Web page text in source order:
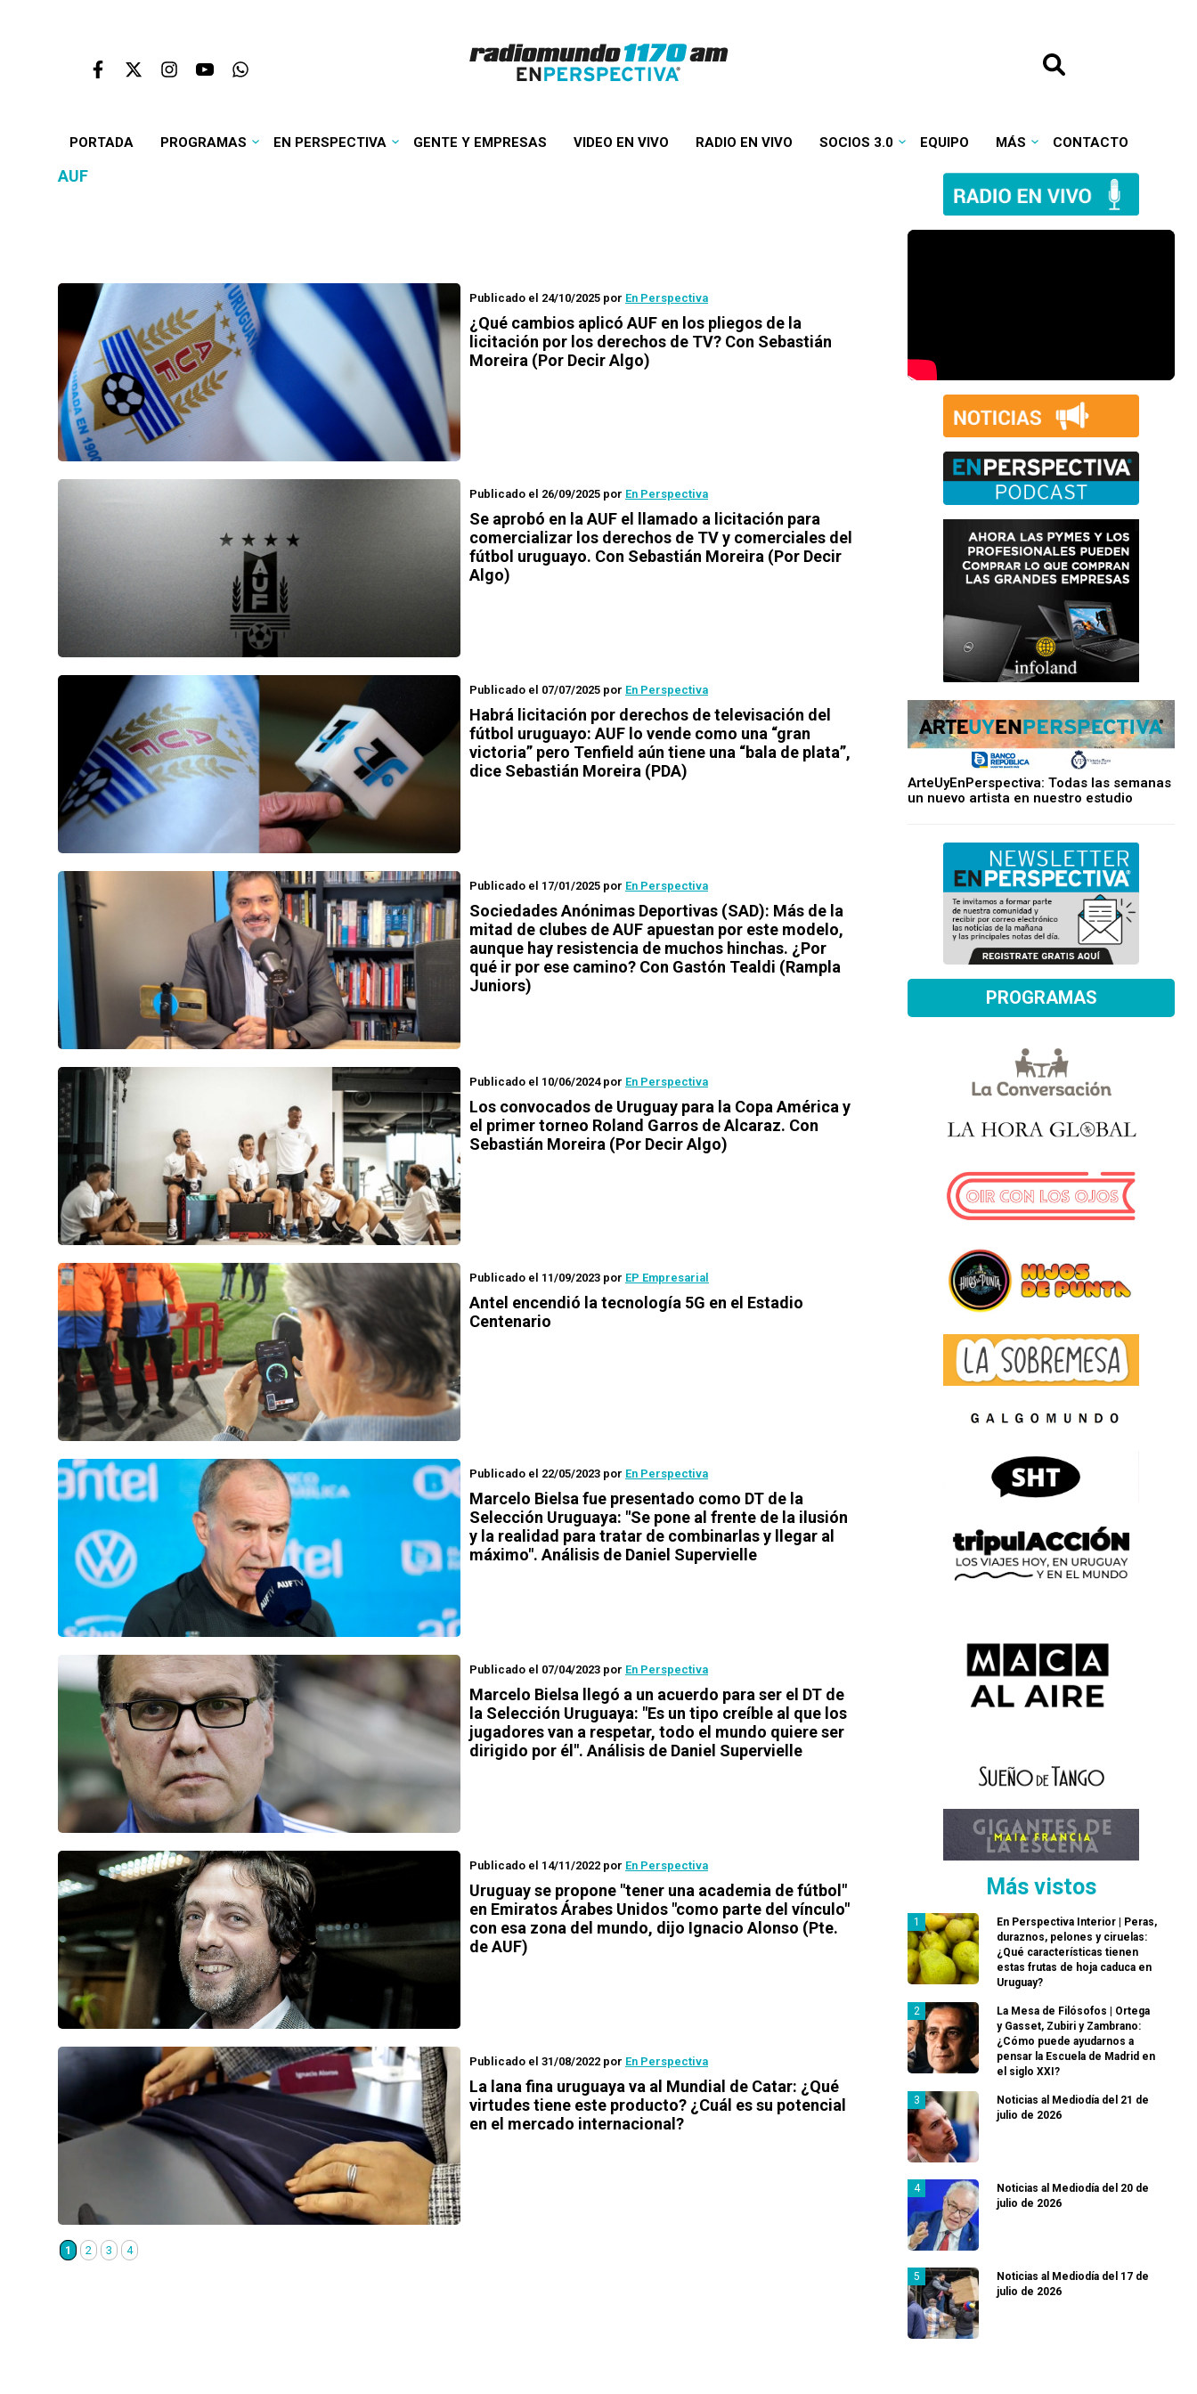
PORTADA PROGRAMAS EN PERSPECTIVA GENTE Y EMPRESAS VIDEO EN VIVO RADIO EN VIVO SOCIOS 3.0 EQUIPO MÁS CONTACTO
AUF
Publicado el 24/10/2025 por En Perspectiva
¿Qué cambios aplicó AUF en los pliegos de la
licitación por los derechos de TV? Con Sebastián
Moreira (Por Decir Algo)
Publicado el 26/09/2025 por En Perspectiva
Se aprobó en la AUF el llamado a licitación para
comercializar los derechos de TV y comerciales del
fútbol uruguayo. Con Sebastián Moreira (Por Decir
Algo)
Publicado el 07/07/2025 por En Perspectiva
Habrá licitación por derechos de televisación del
fútbol uruguayo: AUF lo vende como una “gran
victoria” pero Tenfield aún tiene una “bala de plata”,
dice Sebastián Moreira (PDA)
Publicado el 17/01/2025 por En Perspectiva
Sociedades Anónimas Deportivas (SAD): Más de la
mitad de clubes de AUF apuestan por este modelo,
aunque hay resistencia de muchos hinchas. ¿Por
qué ir por ese camino? Con Gastón Tealdi (Rampla
Juniors)
Publicado el 10/06/2024por En Perspectiva
Los convocados de Uruguay para la Copa América y
el primer torneo Roland Garros de Alcaraz. Con
Sebastián Moreira (Por Decir Algo)
Publicado el 11/09/2023 por EP Empresarial
Antel encendió la tecnología 5G en el Estadio
Centenario
Publicado el 22/05/2023 por En Perspectiva
Marcelo Bielsa fue presentado como DT de la
Selección Uruguaya: "Se pone al frente de la ilusión
y la realidad para tratar de combinarlas y llegar al
máximo". Análisis de Daniel Supervielle
Publicado el 07/04/2023 por En Perspectiva
Marcelo Bielsa llegó a un acuerdo para ser el DT de
la Selección Uruguaya: "Es un tipo creíble al que los
jugadores van a respetar, todo el mundo quiere ser
dirigido por él". Análisis de Daniel Supervielle
Publicado el 14/11/2022 por En Perspectiva
Uruguay se propone "tener una academia de fútbol"
en Emiratos Árabes Unidos "como parte del vínculo"
con esa zona del mundo, dijo Ignacio Alonso (Pte.
de AUF)
Publicado el 31/08/2022 por En Perspectiva
La lana fina uruguaya va al Mundial de Catar: ¿Qué
virtudes tiene este producto? ¿Cuál es su potencial
en el mercado internacional?
1 2 3 4
ArteUyEnPerspectiva: Todas las semanas
un nuevo artista en nuestro estudio
PROGRAMAS
Más vistos
En Perspectiva Interior | Peras,
duraznos, pelones y ciruelas:
¿Qué características tienen
estas frutas de hoja caduca en
Uruguay?
La Mesa de Filósofos | Ortega
y Gasset, Zubiri y Zambrano:
¿Cómo puede ayudarnos a
pensar la Escuela de Madrid en
el siglo XXI?
Noticias al Mediodía del 21 de
julio de 2026
Noticias al Mediodía del 20 de
julio de 2026
Noticias al Mediodía del 17 de
julio de 2026